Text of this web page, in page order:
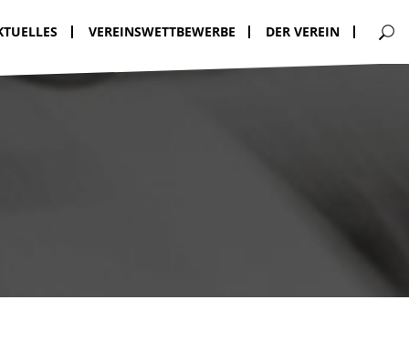
VEREINSWETTBEWERBE DER VEREIN